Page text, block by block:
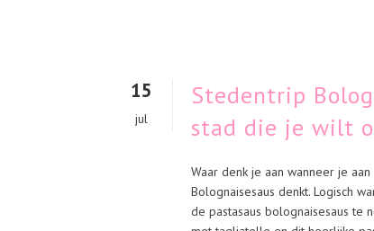
15
jul
Stedentrip
stad die je wilt
Waar denk je aan wanneer je
Bolognaisesaus denkt. Logisch
de pastasaus bolognaisesaus te